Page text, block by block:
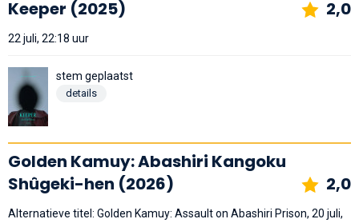
Keeper (2025) 2,0
22 juli, 22:18 uur
stem geplaatst
details
Golden Kamuy: Abashiri Kangoku
Shûgeki-hen (2026)
2,0
Alternatieve titel: Golden Kamuy: Assault on Abashiri Prison, 20 juli,